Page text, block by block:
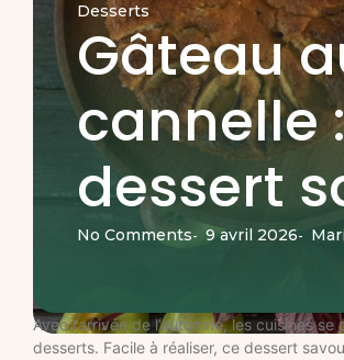
Desserts
Gâteau
cannelle
dessert
No Comments- 9 avril 2026-
Avec l’arrivée de l’automne, les cuisines
desserts. Facile à réaliser, ce dessert